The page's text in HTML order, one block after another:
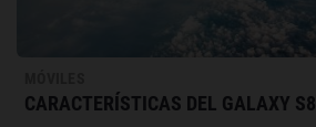
CARACTERÍSTICAS DEL GALAXY S8